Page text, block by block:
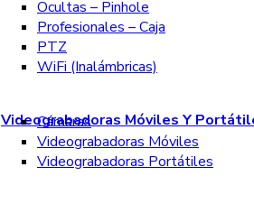
Ocultas – Pinhole
Profesionales – Caja
PTZ
WiFi (Inalámbricas)
Videograbadoras Móviles Y
Cámaras
Videograbadoras Móviles
Videograbadoras Portátiles